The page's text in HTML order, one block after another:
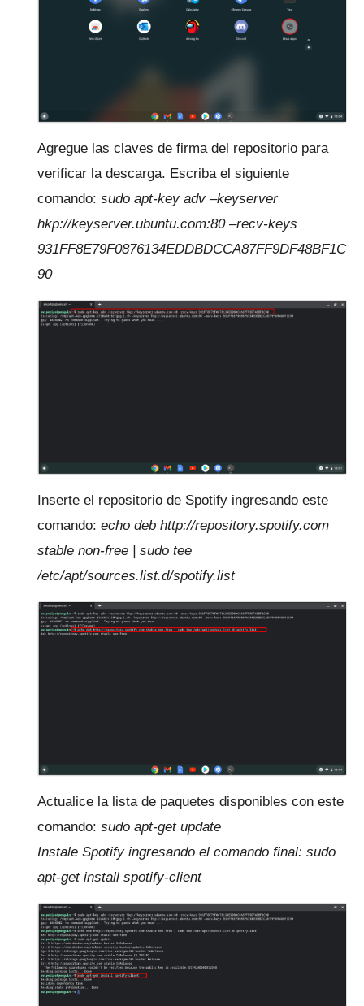
Agregue las claves de firma del repositorio para
verificar la descarga. Escriba el siguiente
comando: sudo apt-key adv –keyserver
hkp://keyserver.ubuntu.com:80 –recv-keys
931FF8E79F0876134EDDBDCCA87FF9DF48BF1C
90
Inserte el repositorio de Spotify ingresando este
comando: echo deb http://repository.spotify.com
stable non-free | sudo tee
/etc/apt/sources.list.d/spotify.list
Actualice la lista de paquetes disponibles con este
comando: sudo apt-get update
Instale Spotify ingresando el comando final: sudo
apt-get install spotify-client